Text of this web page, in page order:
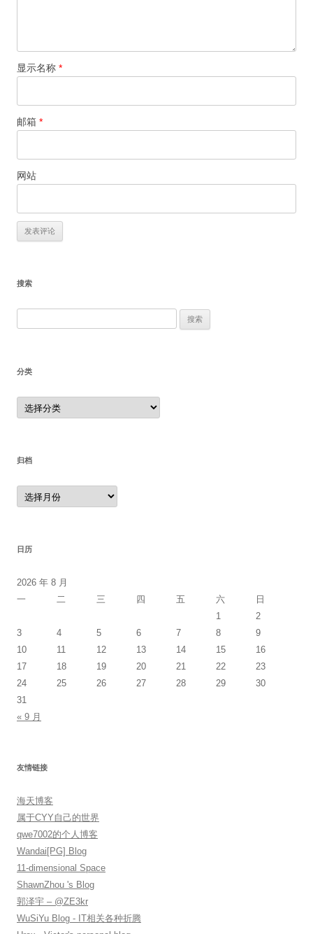
显示名称 *
邮箱 *
网站
搜索
分类
分
类
归档
归
档
日历
2026 年 8 月
一
二 三 四 五 六
日
1
2
3
4 5 6 7 8
9
10
11 12 13 14 15
16
17
18 19 20 21 22
23
24
25 26 27 28 29
30
31
« 9 月
友情链接
海天博客
属于CYY自己的世界
qwe7002的个人博客
Wandai[PG] Blog
11-dimensional Space
ShawnZhou 's Blog
郭泽宇 – @ZE3kr
WuSiYu Blog - IT相关各种折腾